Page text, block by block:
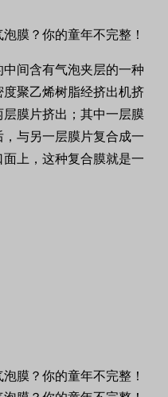
间含有气泡夹层的一种
聚乙烯树脂经挤出机挤
膜片挤出；其中一层膜
与另一层膜片复合成一
上，这种复合膜就是一